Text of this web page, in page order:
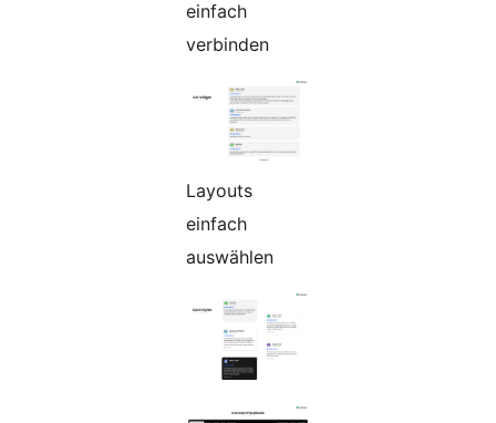
einfach
verbinden
Layouts
einfach
auswählen